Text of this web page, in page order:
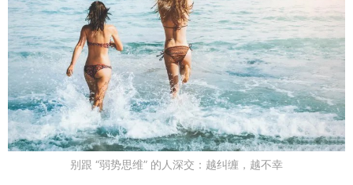
别跟 “弱势思维” 的人深交：越纠缠，越不幸